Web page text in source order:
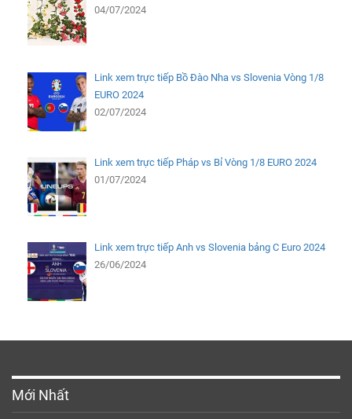
04/07/2024
Link xem trực tiếp Bồ Đào Nha vs Slovenia Vòng 1/8
EURO 2024
02/07/2024
Link xem trực tiếp Pháp vs Bỉ Vòng 1/8 EURO 2024
01/07/2024
Link xem trực tiếp Anh vs Slovenia bảng C Euro 2024
26/06/2024
Mới Nhất